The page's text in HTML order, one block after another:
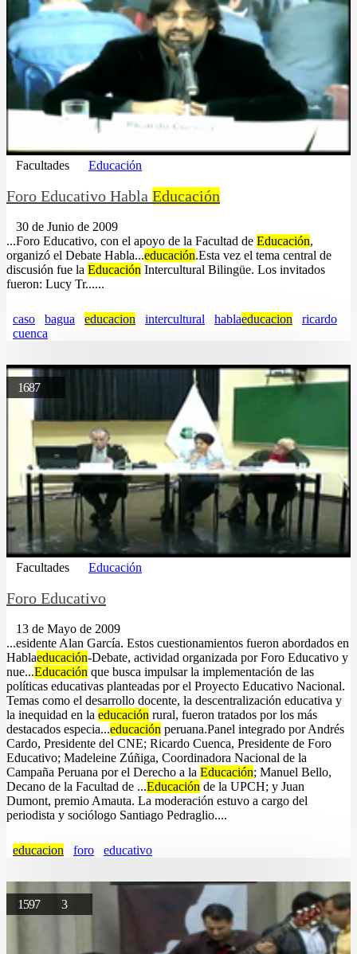
Facultades Educación
Foro Educativo Habla Educación
30 de Junio de 2009
...Foro Educativo, con el apoyo de la Facultad de Educación,
organizó el Debate Habla...educación.Esta vez el tema central de
discusión fue la Educación Intercultural Bilingüe. Los invitados
fueron: Lucy Tr......
caso bagua educacion intercultural hablaeducacion
ricardo
cuenca
1687
Facultades Educación
Foro Educativo
13 de Mayo de 2009
...esidente Alan García. Estos cuestionamientos fueron abordados en
Hablaeducación-Debate, actividad organizada por Foro Educativo y
nue...Educación que busca impulsar la implementación de las
políticas educativas planteadas por el Proyecto Educativo Nacional.
Temas como el desarrollo docente, la descentralización educativa y
la inequidad en la educación rural, fueron tratados por los más
destacados especia...educación peruana.Panel integrado por Andrés
Cardo, Presidente del CNE; Ricardo Cuenca, Presidente de Foro
Educativo; Madeleine Zúñiga, Coordinadora Nacional de la
Campaña Peruana por el Derecho a la Educación; Manuel Bello,
Decano de la Facultad de ...Educación de la UPCH; y Juan
Dumont, premio Amauta. La moderación estuvo a cargo del
periodista y sociólogo Santiago Pedraglio....
educacion foro educativo
1597 3